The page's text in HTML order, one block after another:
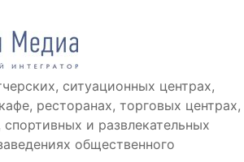
ситуационных центрах,
ресторанах, торговых центрах,
спортивных и развлекательных
общественного